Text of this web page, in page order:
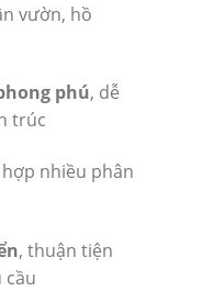
vườn, hồ
phú, dễ
trúc
nhiều phân
, thuận tiện
cầu